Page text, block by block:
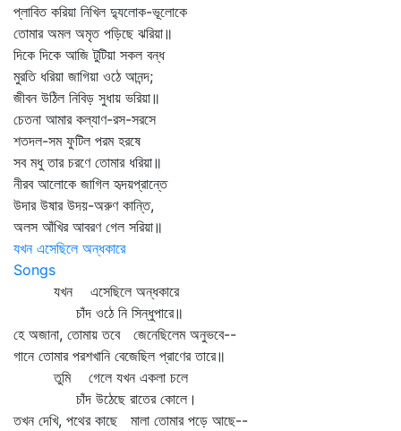
প্লাবিত করিয়া নিখিল দ্যুলোক-ভূলোকে
তোমার অমল অমৃত পড়িছে ঝরিয়া॥
দিকে দিকে আজি টুটিয়া সকল বন্ধ
মুরতি ধরিয়া জাগিয়া ওঠে আনন্দ;
জীবন উঠিল নিবিড় সুধায় ভরিয়া॥
চেতনা আমার কল্যাণ-রস-সরসে
শতদল-সম ফুটিল পরম হরষে
সব মধু তার চরণে তোমার ধরিয়া॥
নীরব আলোকে জাগিল হৃদয়প্রান্তে
উদার উষার উদয়-অরুণ কান্তি,
অলস আঁখির আবরণ গেল সরিয়া॥
যখন এসেছিলে অন্ধকারে
Songs
যখন এসেছিলে অন্ধকারে
চাঁদ ওঠে নি সিন্ধুপারে॥
হে অজানা, তোমায় তবে জেনেছিলেম অনুভবে--
গানে তোমার পরশখানি বেজেছিল প্রাণের তারে॥
তুমি গেলে যখন একলা চলে
চাঁদ উঠেছে রাতের কোলে।
তখন দেখি, পথের কাছে মালা তোমার পড়ে আছে--